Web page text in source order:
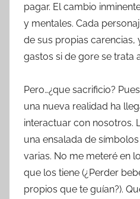
pagar. El cambio
y mentales. Cada
de sus propias carencias,
gastos si de gore se trata
Pero…¿que sacrificio?
una nueva realidad ha
interactuar con nosotros.
una ensalada de
varias. No me meteré en
que los tiene (¿Perder
propios que te guían?).